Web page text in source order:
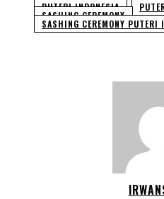
PUTERI INDONESIA
SASHING CEREMONY
SASHING CEREMONY